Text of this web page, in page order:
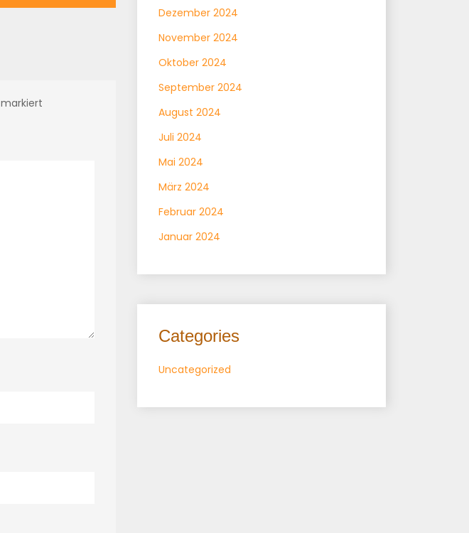
markiert
Dezember 2024
November 2024
Oktober 2024
September 2024
August 2024
Juli 2024
Mai 2024
März 2024
Februar 2024
Januar 2024
Categories
Uncategorized